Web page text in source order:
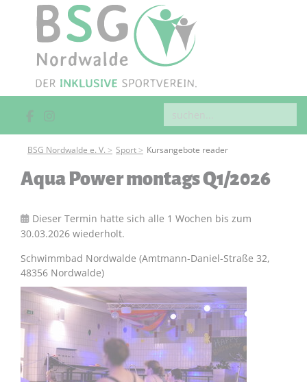
BSG Nordwalde e. V. Sport Kursangebote reader
Aqua Power montags Q1/2026
Dieser Termin hatte sich alle 1 Wochen bis zum
30.03.2026 wiederholt.
Schwimmbad Nordwalde (Amtmann-Daniel-Straße 32,
48356 Nordwalde)